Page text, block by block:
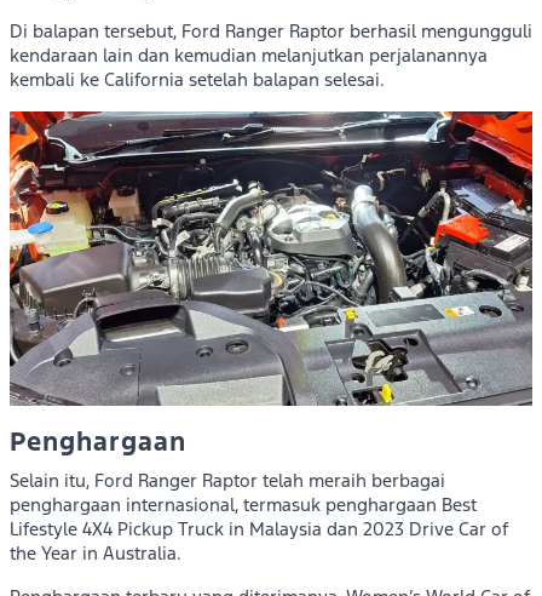
Di balapan tersebut, Ford Ranger Raptor berhasil mengungguli
kendaraan lain dan kemudian melanjutkan perjalanannya
kembali ke California setelah balapan selesai.
Penghargaan
Selain itu, Ford Ranger Raptor telah meraih berbagai
penghargaan internasional, termasuk penghargaan Best
Lifestyle 4X4 Pickup Truck in Malaysia dan 2023 Drive Car of
the Year in Australia.